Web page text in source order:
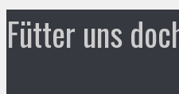
Fütter uns